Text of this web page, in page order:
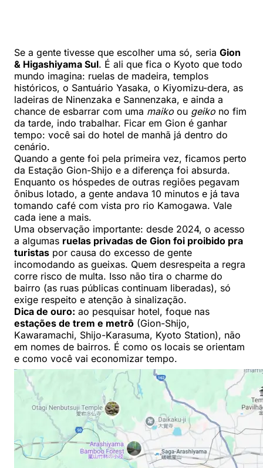
Se a gente tivesse que escolher uma só, seria Gion
& Higashiyama Sul. É ali que fica o Kyoto que todo
mundo imagina: ruelas de madeira, templos
históricos, o Santuário Yasaka, o Kiyomizu-dera, as
ladeiras de Ninenzaka e Sannenzaka, e ainda a
chance de esbarrar com uma maiko ou geiko no fim
da tarde, indo trabalhar. Ficar em Gion é ganhar
tempo: você sai do hotel de manhã já dentro do
cenário.
Quando a gente foi pela primeira vez, ficamos perto
da Estação Gion-Shijo e a diferença foi absurda.
Enquanto os hóspedes de outras regiões pegavam
ônibus lotado, a gente andava 10 minutos e já tava
tomando café com vista pro rio Kamogawa. Vale
cada iene a mais.
Uma observação importante: desde 2024, o acesso
a algumas ruelas privadas de Gion foi proibido pra
turistas por causa do excesso de gente
incomodando as gueixas. Quem desrespeita a regra
corre risco de multa. Isso não tira o charme do
bairro (as ruas públicas continuam liberadas), só
exige respeito e atenção à sinalização.
Dica de ouro: ao pesquisar hotel, foque nas
estações de trem e metrô (Gion-Shijo,
Kawaramachi, Shijo-Karasuma, Kyoto Station), não
em nomes de bairros. É como os locais se orientam
e como você vai economizar tempo.